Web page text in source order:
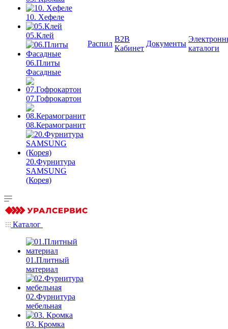
10. Хефеле
05.Клей
06.Плиты
Фасадные
07.Гофрокартон
08.Керамогранит
20.Фурнитура
SAMSUNG
(Корея)
Распил
B2B
Кабинет
Документы
каталоги
Каталог
01.Плитный
материал
02.Фурнитура
мебельная
03. Кромка